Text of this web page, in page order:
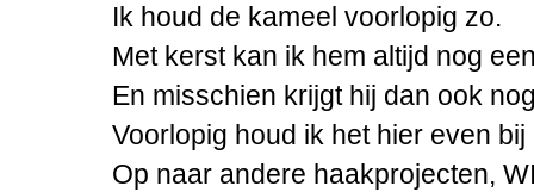
Ik houd de kameel voorlopig zo.
Met kerst kan ik hem altijd nog
En misschien krijgt hij dan ook
Voorlopig houd ik het hier even
Op naar andere haakprojecten,